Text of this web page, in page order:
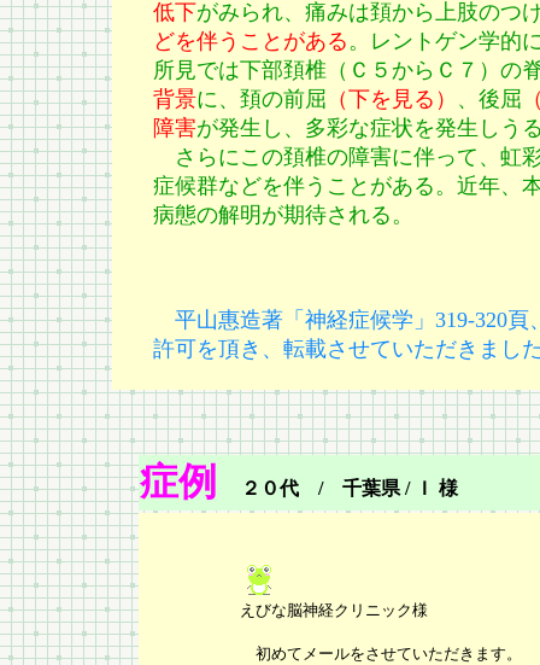
低下がみられ、痛みは頚から上肢のつ
どを伴うことがある。レントゲン学的
所見では下部頚椎（Ｃ５からＣ７）の
背景に、頚の前屈 （下を見る） 、後屈
障害が発生し、多彩な症状を発生しう
さらにこの頚椎の障害に伴って、虹彩
症候群などを伴うことがある。近年、
病態の解明が期待される。
平山惠造著「神経症候学」319-320頁
許可を頂き、転載させていただきまし
症例 ２０代 / 千葉県 / Ｉ 様
えびな脳神経クリニック様
初めてメールをさせていただきます。